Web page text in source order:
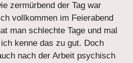
zermürbend der Tag war
vollkommen im Feierabend
man schlechte Tage und mal
kenne das zu gut. Doch
nach der Arbeit psychisch